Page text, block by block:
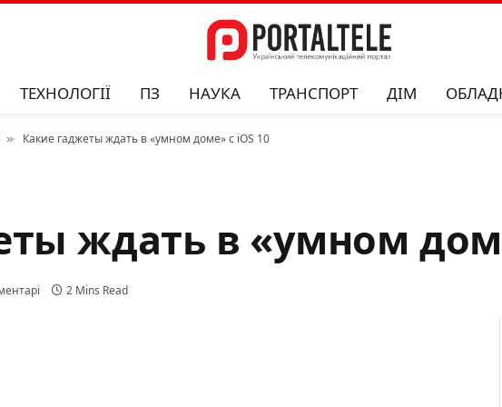
ТЕХНОЛОГІЇ ПЗ НАУКА ТРАНСПОРТ ДІМ
» Какие гаджеты ждать в «умном доме» с iOS 10
ждать в «умном
2 Mins Read